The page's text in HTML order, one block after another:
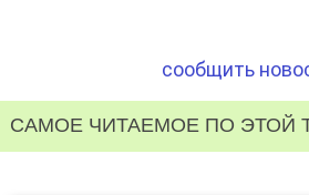
сообщить
САМОЕ ЧИТАЕМОЕ ПО ЭТОЙ